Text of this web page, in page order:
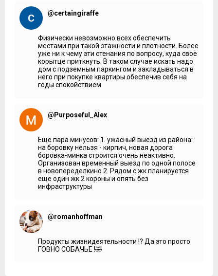
@certaingiraffe
Физически невозможно всех обеспечить
местами при такой этажности и плотности. Более
уже ни к чему эти стенания по вопросу, куда своё
корытце приткнуть. В таком случае искать надо
дом с подземным паркингом и закладываться в
него при покупке квартиры обеспечив себя на
годы спокойствием
@Purposeful_Alex
Ещё пара минусов: 1. ужасный выезд из района:
на боровку нельзя - кирпич, новая дорога
боровка-минка строится очень неактивно.
Организован временный выезд по одной полосе
в новопеределкино 2. Рядом с жк планируется
ещё один жк 2 короны и опять без
инфраструктуры
@romanhoffman
Продукты жизнидеятельности !? Да это просто
ГОВНО СОБАЧЬЕ !🤣